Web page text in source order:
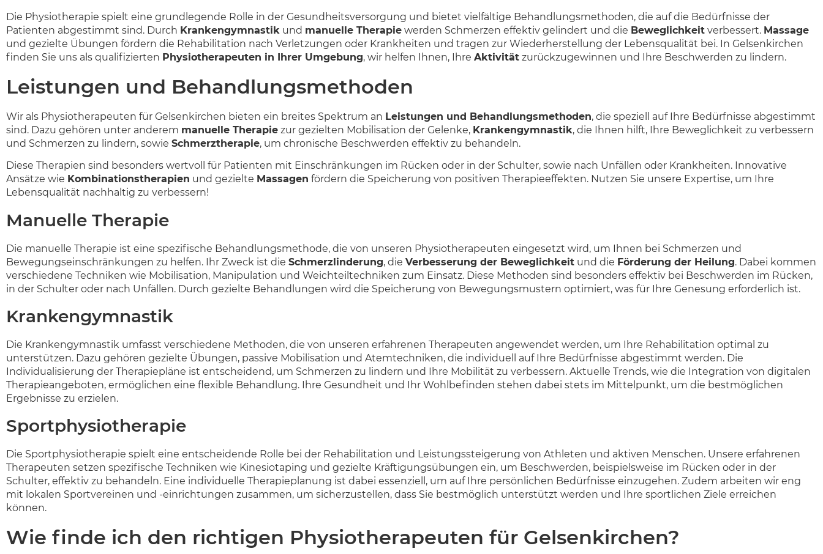
Die Physiotherapie spielt eine grundlegende Rolle in der Gesundheitsversorgung und bietet vielfältige Behandlungsmethoden, die auf die Bedürfnisse der
Patienten abgestimmt sind. Durch Krankengymnastik und manuelle Therapie werden Schmerzen effektiv gelindert und die Beweglichkeit verbessert. Massage
und gezielte Übungen fördern die Rehabilitation nach Verletzungen oder Krankheiten und tragen zur Wiederherstellung der Lebensqualität bei. In Gelsenkirchen
finden Sie uns als qualifizierten Physiotherapeuten in Ihrer Umgebung, wir helfen Ihnen, Ihre Aktivität zurückzugewinnen und Ihre Beschwerden zu lindern.
Leistungen und Behandlungsmethoden
Wir als Physiotherapeuten für Gelsenkirchen bieten ein breites Spektrum an Leistungen und Behandlungsmethoden, die speziell auf Ihre Bedürfnisse abgestimmt
sind. Dazu gehören unter anderem manuelle Therapie zur gezielten Mobilisation der Gelenke, Krankengymnastik, die Ihnen hilft, Ihre Beweglichkeit zu verbessern
und Schmerzen zu lindern, sowie Schmerztherapie, um chronische Beschwerden effektiv zu behandeln.
Diese Therapien sind besonders wertvoll für Patienten mit Einschränkungen im Rücken oder in der Schulter, sowie nach Unfällen oder Krankheiten. Innovative
Ansätze wie Kombinationstherapien und gezielte Massagen fördern die Speicherung von positiven Therapieeffekten. Nutzen Sie unsere Expertise, um Ihre
Lebensqualität nachhaltig zu verbessern!
Manuelle Therapie
Die manuelle Therapie ist eine spezifische Behandlungsmethode, die von unseren Physiotherapeuten eingesetzt wird, um Ihnen bei Schmerzen und
Bewegungseinschränkungen zu helfen. Ihr Zweck ist die Schmerzlinderung, die Verbesserung der Beweglichkeit und die Förderung der Heilung. Dabei kommen
verschiedene Techniken wie Mobilisation, Manipulation und Weichteiltechniken zum Einsatz. Diese Methoden sind besonders effektiv bei Beschwerden im Rücken,
in der Schulter oder nach Unfällen. Durch gezielte Behandlungen wird die Speicherung von Bewegungsmustern optimiert, was für Ihre Genesung erforderlich ist.
Krankengymnastik
Die Krankengymnastik umfasst verschiedene Methoden, die von unseren erfahrenen Therapeuten angewendet werden, um Ihre Rehabilitation optimal zu
unterstützen. Dazu gehören gezielte Übungen, passive Mobilisation und Atemtechniken, die individuell auf Ihre Bedürfnisse abgestimmt werden. Die
Individualisierung der Therapiepläne ist entscheidend, um Schmerzen zu lindern und Ihre Mobilität zu verbessern. Aktuelle Trends, wie die Integration von digitalen
Therapieangeboten, ermöglichen eine flexible Behandlung. Ihre Gesundheit und Ihr Wohlbefinden stehen dabei stets im Mittelpunkt, um die bestmöglichen
Ergebnisse zu erzielen.
Sportphysiotherapie
Die Sportphysiotherapie spielt eine entscheidende Rolle bei der Rehabilitation und Leistungssteigerung von Athleten und aktiven Menschen. Unsere erfahrenen
Therapeuten setzen spezifische Techniken wie Kinesiotaping und gezielte Kräftigungsübungen ein, um Beschwerden, beispielsweise im Rücken oder in der
Schulter, effektiv zu behandeln. Eine individuelle Therapieplanung ist dabei essenziell, um auf Ihre persönlichen Bedürfnisse einzugehen. Zudem arbeiten wir eng
mit lokalen Sportvereinen und -einrichtungen zusammen, um sicherzustellen, dass Sie bestmöglich unterstützt werden und Ihre sportlichen Ziele erreichen
können.
Wie finde ich den richtigen Physiotherapeuten für Gelsenkirchen?